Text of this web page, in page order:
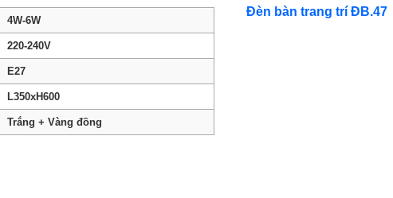
4W-6W
220-240V
E27
L350xH600
Trắng + Vàng đồng
Đèn bàn trang trí ĐB.47